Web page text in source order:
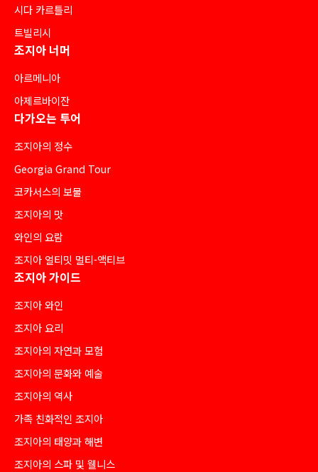
시다 카르틀리
트빌리시
조지아 너머
아르메니아
아제르바이잔
다가오는 투어
조지아의 정수
Georgia Grand Tour
코카서스의 보물
조지아의 맛
와인의 요람
조지아 얼티밋 멀티-액티브
조지아 가이드
조지아 와인
조지아 요리
조지아의 자연과 모험
조지아의 문화와 예술
조지아의 역사
가족 친화적인 조지아
조지아의 태양과 해변
조지아의 스파 및 웰니스